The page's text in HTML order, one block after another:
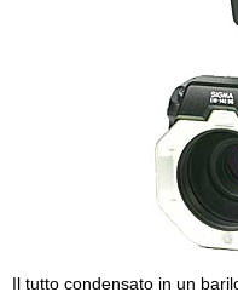
Il tutto condensato in un